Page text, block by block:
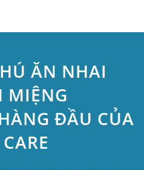
ĂN NHAI
MIỆNG
ĐẦU CỦA